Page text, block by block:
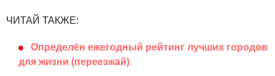
ЧИТАЙ ТАКЖЕ:
Определён ежегодный рейтинг лучших городов
для жизни (переезжай)